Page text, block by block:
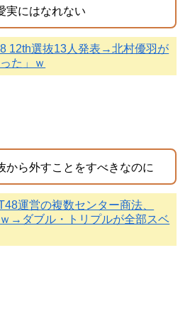
実にはなれない
12th選抜13人発表→北村優羽が
た」ｗ
から外すことをすべきなのに
運営の複数センター商法、
→ダブル・トリプルが全部スベ